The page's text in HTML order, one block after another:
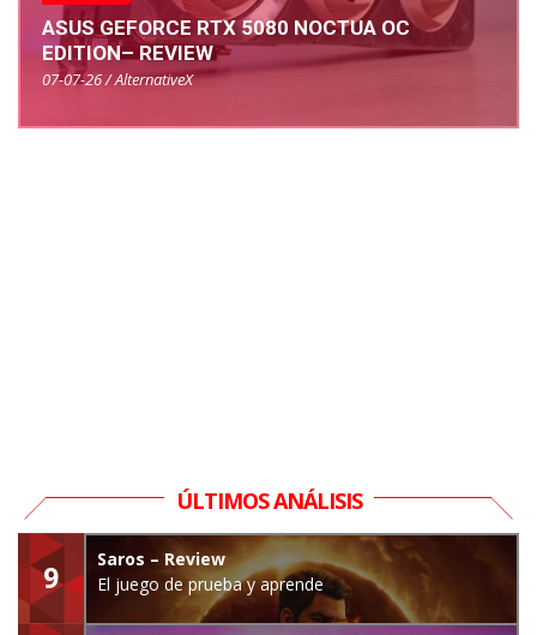
ASUS GEFORCE RTX 5080 NOCTUA OC
EDITION– REVIEW
07-07-26 / AlternativeX
ÚLTIMOS ANÁLISIS
9
Saros – Review
El juego de prueba y aprende